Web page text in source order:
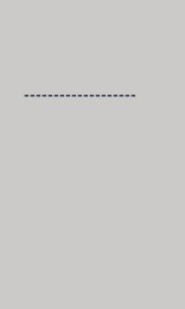
-------------------